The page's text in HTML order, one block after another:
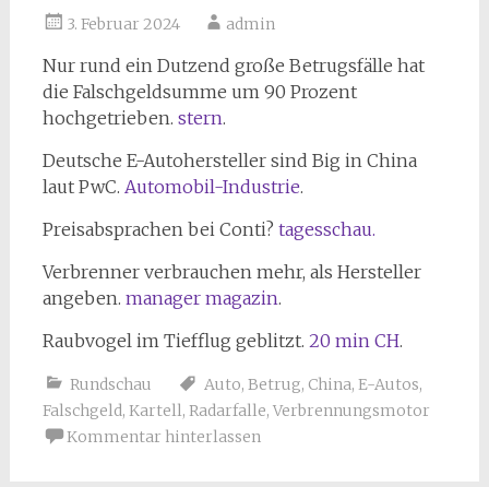
3. Februar 2024 admin
Nur rund ein Dutzend große Betrugsfälle hat
die Falschgeldsumme um 90 Prozent
hochgetrieben. stern.
Deutsche E-Autohersteller sind Big in China
laut PwC. Automobil-Industrie.
Preisabsprachen bei Conti? tagesschau.
Verbrenner verbrauchen mehr, als Hersteller
angeben. manager magazin.
Raubvogel im Tiefflug geblitzt. 20 min CH.
Rundschau Auto, Betrug, China, E-Autos,
Falschgeld, Kartell, Radarfalle, Verbrennungsmotor
Kommentar hinterlassen